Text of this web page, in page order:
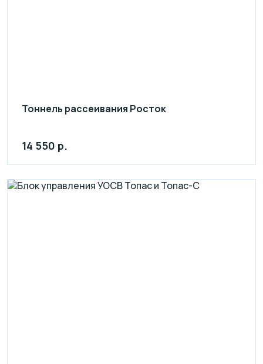
Тоннель рассеивания Росток
14 550 р.